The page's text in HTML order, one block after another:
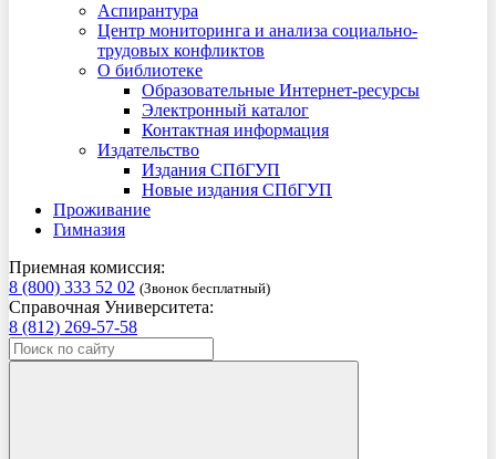
Аспирантура
Центр мониторинга и анализа социально-
трудовых конфликтов
О библиотеке
Образовательные Интернет-ресурсы
Электронный каталог
Контактная информация
Издательство
Издания СПбГУП
Новые издания СПбГУП
Проживание
Гимназия
Приемная комиссия:
8 (800) 333 52 02 (Звонок бесплатный)
Справочная Университета:
8 (812) 269-57-58